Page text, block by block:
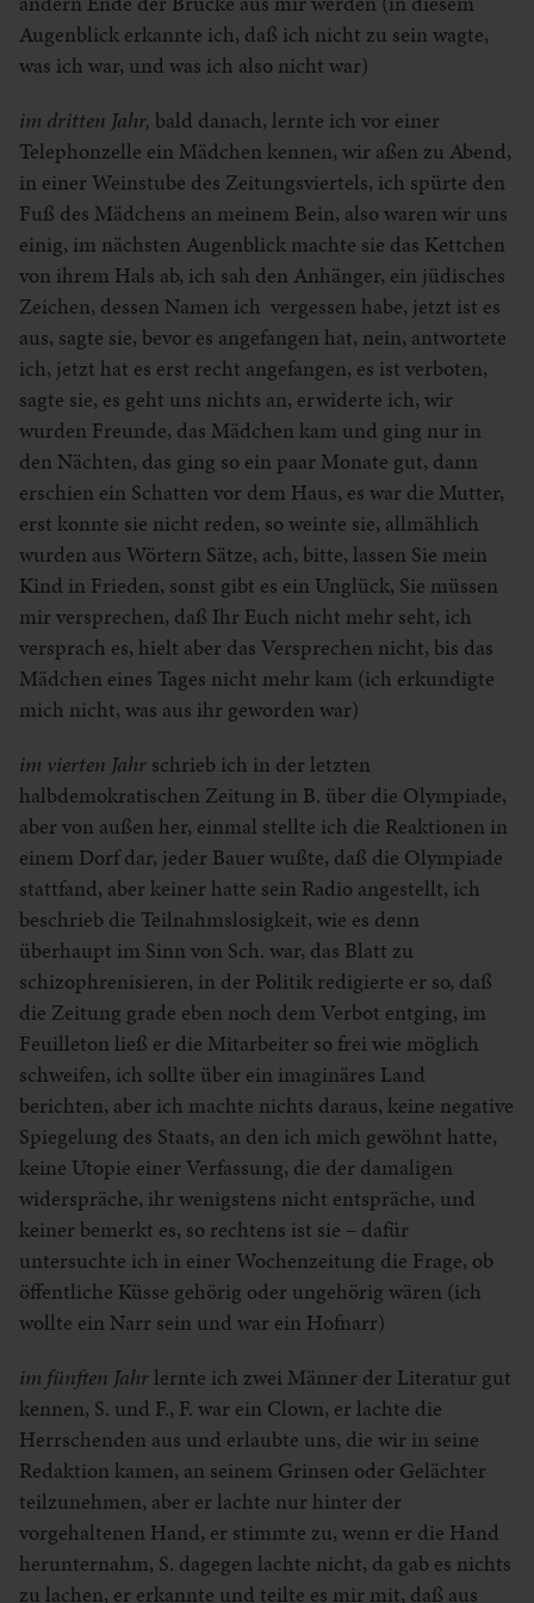
Augenblick erkannte ich, daß ich nicht zu sein wagte,
was ich war, und was ich also nicht war)
im dritten Jahr, bald danach, lernte ich vor einer
Telephonzelle ein Mädchen kennen, wir aßen zu Abend,
in einer Weinstube des Zeitungsviertels, ich spürte den
Fuß des Mädchens an meinem Bein, also waren wir uns
einig, im nächsten Augenblick machte sie das Kettchen
von ihrem Hals ab, ich sah den Anhänger, ein jüdisches
Zeichen, dessen Namen ich vergessen habe, jetzt ist es
aus, sagte sie, bevor es angefangen hat, nein, antwortete
ich, jetzt hat es erst recht angefangen, es ist verboten,
sagte sie, es geht uns nichts an, erwiderte ich, wir
wurden Freunde, das Mädchen kam und ging nur in
den Nächten, das ging so ein paar Monate gut, dann
erschien ein Schatten vor dem Haus, es war die Mutter,
erst konnte sie nicht reden, so weinte sie, allmählich
wurden aus Wörtern Sätze, ach, bitte, lassen Sie mein
Kind in Frieden, sonst gibt es ein Unglück, Sie müssen
mir versprechen, daß Ihr Euch nicht mehr seht, ich
versprach es, hielt aber das Versprechen nicht, bis das
Mädchen eines Tages nicht mehr kam (ich erkundigte
mich nicht, was aus ihr geworden war)
im vierten Jahr schrieb ich in der letzten
halbdemokratischen Zeitung in B. über die Olympiade,
aber von außen her, einmal stellte ich die Reaktionen in
einem Dorf dar, jeder Bauer wußte, daß die Olympiade
stattfand, aber keiner hatte sein Radio angestellt, ich
beschrieb die Teilnahmslosigkeit, wie es denn
überhaupt im Sinn von Sch. war, das Blatt zu
schizophrenisieren, in der Politik redigierte er so, daß
die Zeitung grade eben noch dem Verbot entging, im
Feuilleton ließ er die Mitarbeiter so frei wie möglich
schweifen, ich sollte über ein imaginäres Land
berichten, aber ich machte nichts daraus, keine negative
Spiegelung des Staats, an den ich mich gewöhnt hatte,
keine Utopie einer Verfassung, die der damaligen
widerspräche, ihr wenigstens nicht entspräche, und
keiner bemerkt es, so rechtens ist sie – dafür
untersuchte ich in einer Wochenzeitung die Frage, ob
öffentliche Küsse gehörig oder ungehörig wären (ich
wollte ein Narr sein und war ein Hofnarr)
im fünften Jahrlernte ich zwei Männer der Literatur gut
kennen, S. und F., F. war ein Clown, er lachte die
Herrschenden aus und erlaubte uns, die wir in seine
Redaktion kamen, an seinem Grinsen oder Gelächter
teilzunehmen, aber er lachte nur hinter der
vorgehaltenen Hand, er stimmte zu, wenn er die Hand
herunternahm, S. dagegen lachte nicht, da gab es nichts
zu lachen, er erkannte und teilte es mir mit, daß aus